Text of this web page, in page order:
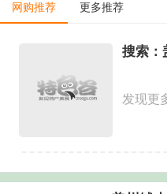
网购推荐 更多推荐
搜索：
发现更